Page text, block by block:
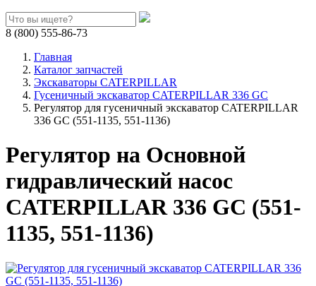
8 (800) 555-86-73
Главная
Каталог запчастей
Экскаваторы CATERPILLAR
Гусеничный экскаватор CATERPILLAR 336 GC
Регулятор для гусеничный экскаватор CATERPILLAR
336 GC (551-1135, 551-1136)
Регулятор на Основной
гидравлический насос
CATERPILLAR 336 GC (551-
1135, 551-1136)